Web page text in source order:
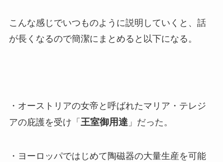
こんな感じでいつものように説明していくと、話
が長くなるので簡潔にまとめると以下になる。
・オーストリアの女帝と呼ばれたマリア・テレジ
アの庇護を受け「 王室御用達」だった。
・ヨーロッパではじめて陶磁器の大量生産を可能